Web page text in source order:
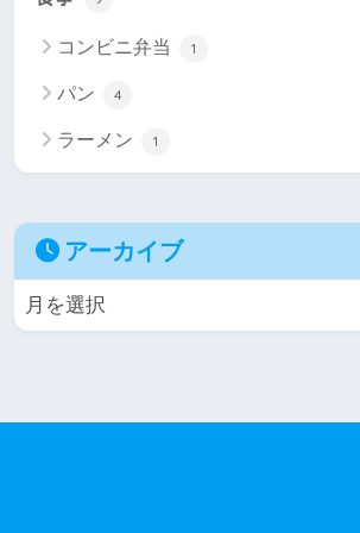
コンビニ弁当 1
パン 4
ラーメン 1
アーカイブ